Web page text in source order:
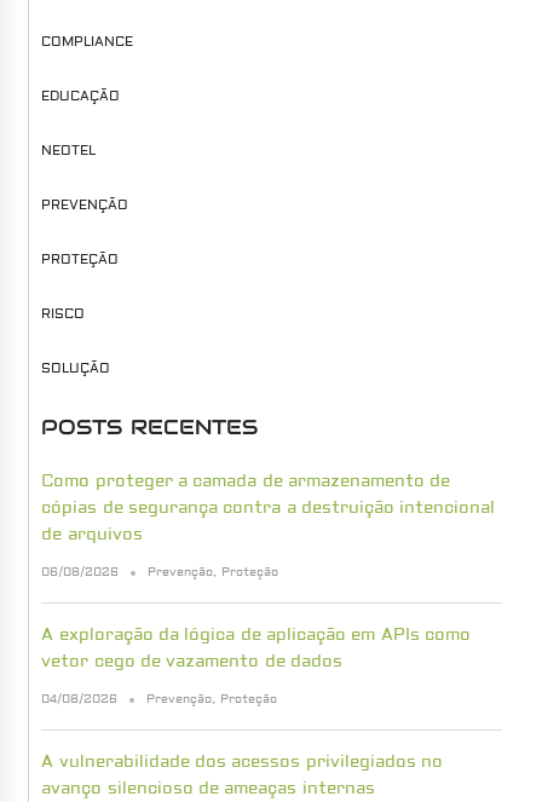
COMPLIANCE
EDUCAÇÃO
NEOTEL
PREVENÇÃO
PROTEÇÃO
RISCO
SOLUÇÃO
POSTS RECENTES
Como proteger a camada de armazenamento de
cópias de segurança contra a destruição intencional
de arquivos
06/08/2026 Prevenção, Proteção
A exploração da lógica de aplicação em APIs como
vetor cego de vazamento de dados
04/08/2026 Prevenção, Proteção
A vulnerabilidade dos acessos privilegiados no
avanço silencioso de ameaças internas